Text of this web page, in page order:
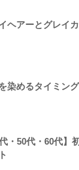
ヘアーとグレイ
染めるタイミン
代・50代・60代】